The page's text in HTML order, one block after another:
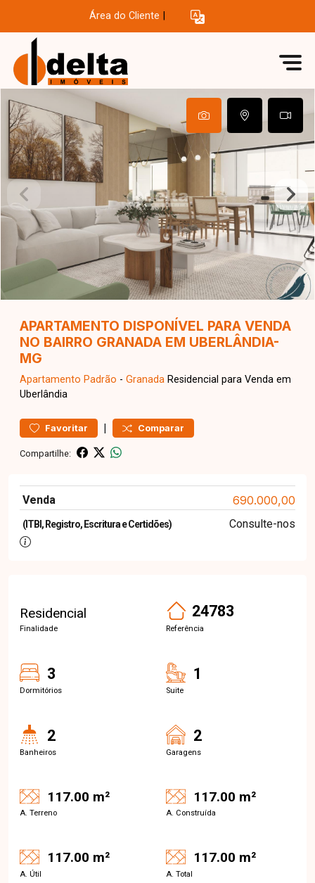
Área do Cliente
APARTAMENTO DISPONÍVEL PARA VENDA
NO BAIRRO GRANADA EM UBERLÂNDIA-
MG
Apartamento Padrão - Granada Residencial para Venda em
Uberlândia
Favoritar | Comparar
Compartilhe:
Venda 690.000,00
(ITBI, Registro, Escritura e Certidões) Consulte-nos
Residencial
Finalidade
24783
Referência
3
Dormitórios
1
Suite
2
Banheiros
2
Garagens
117.00 m²
A. Terreno
117.00 m²
A. Construída
117.00 m²
A. Útil
117.00 m²
A. Total